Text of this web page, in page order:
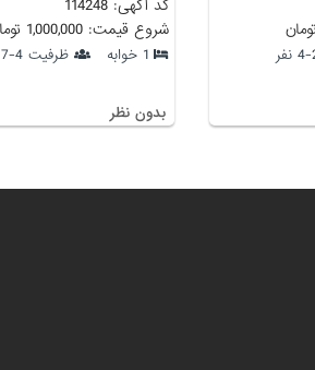
کد آگهی: 114248
شروع قیمت: 1,000,000 تومان
1 خوابه ظرفیت 4-7 نفر
بدون نظر